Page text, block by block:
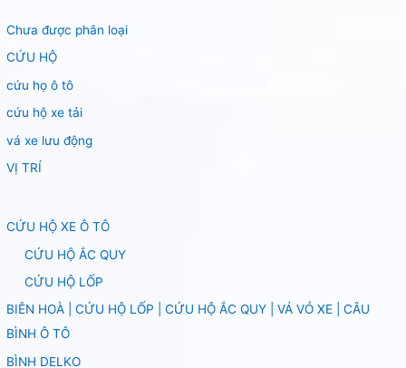
Chưa được phân loại
CỨU HỘ
cứu họ ô tô
cứu hộ xe tải
vá xe lưu động
VỊ TRÍ
CỨU HỘ XE Ô TÔ
CỨU HỘ ẮC QUY
CỨU HỘ LỐP
BIÊN HOÀ | CỨU HỘ LỐP | CỨU HỘ ẮC QUY | VÁ VỎ XE | CÂU
BÌNH Ô TÔ
BÌNH DELKO